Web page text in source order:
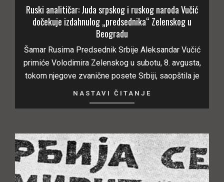
Ruski analitičar: Juda srpskog i ruskog naroda Vučić
dočekuje izdahnulog „predsednika“ Zelenskog u
Beogradu
Šamar Rusima Predsednik Srbije Aleksandar Vučić
primiće Volodimira Zelenskog u subotu, 8. avgusta,
tokom njegove zvanične posete Srbiji, saopštila je
NASTAVI ČITANJE